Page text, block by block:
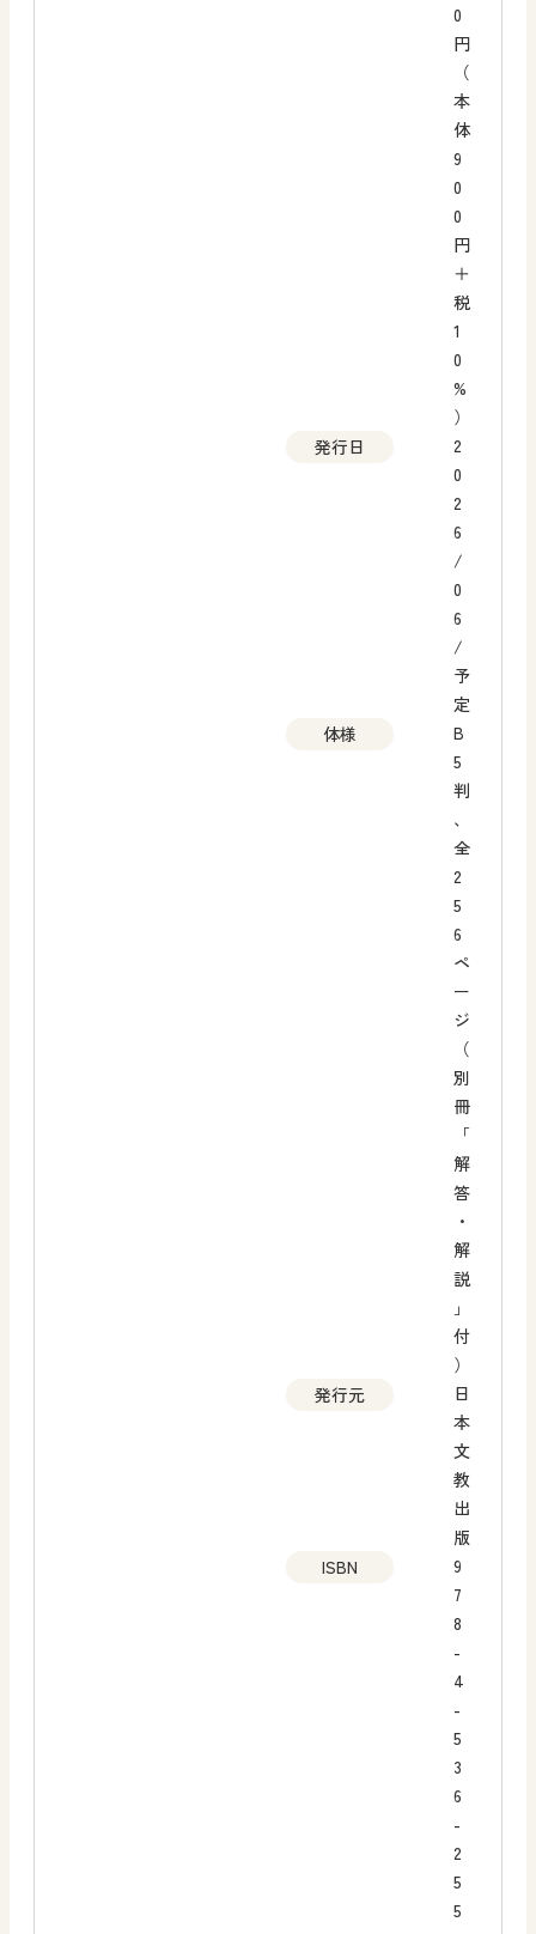
0
円
（
本
体
9
0
0
円
＋
税
1
0
%
）
発行日
2
0
2
6
/
0
6
/
予
定
体様
B
5
判
、
全
2
5
6
ペ
ー
ジ
（
別
冊
「
解
答
・
解
説
」
付
）
発行元
日
本
文
教
出
版
ISBN
9
7
8
-
4
-
5
3
6
-
2
5
5